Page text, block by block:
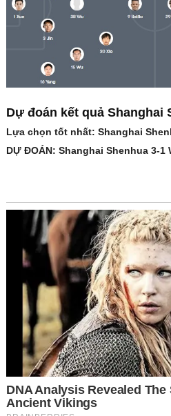
Dự đoán kết quả Shanghai
Lựa chọn tốt nhất: Shanghai
DỰ ĐOÁN: Shanghai Shenhua 3-1